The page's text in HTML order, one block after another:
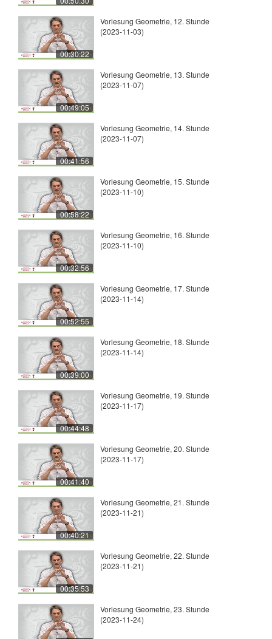
00:30:22
Vorlesung Geometrie, 12. Stunde
(2023-11-03)
00:49:05
Vorlesung Geometrie, 13. Stunde
(2023-11-07)
00:41:56
Vorlesung Geometrie, 14. Stunde
(2023-11-07)
00:58:22
Vorlesung Geometrie, 15. Stunde
(2023-11-10)
00:32:56
Vorlesung Geometrie, 16. Stunde
(2023-11-10)
00:52:55
Vorlesung Geometrie, 17. Stunde
(2023-11-14)
00:39:00
Vorlesung Geometrie, 18. Stunde
(2023-11-14)
00:44:48
Vorlesung Geometrie, 19. Stunde
(2023-11-17)
00:41:40
Vorlesung Geometrie, 20. Stunde
(2023-11-17)
00:40:21
Vorlesung Geometrie, 21. Stunde
(2023-11-21)
00:35:53
Vorlesung Geometrie, 22. Stunde
(2023-11-21)
Vorlesung Geometrie, 23. Stunde
(2023-11-24)